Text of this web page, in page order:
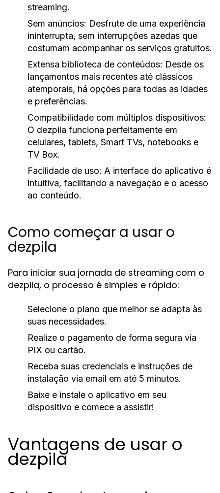
streaming.
Sem anúncios: Desfrute de uma experiência
ininterrupta, sem interrupções azedas que
costumam acompanhar os serviços gratuitos.
Extensa biblioteca de conteúdos: Desde os
lançamentos mais recentes até clássicos
atemporais, há opções para todas as idades
e preferências.
Compatibilidade com múltiplos dispositivos:
O dezpila funciona perfeitamente em
celulares, tablets, Smart TVs, notebooks e
TV Box.
Facilidade de uso: A interface do aplicativo é
intuitiva, facilitando a navegação e o acesso
ao conteúdo.
Como começar a usar o
dezpila
Para iniciar sua jornada de streaming com o
dezpila, o processo é simples e rápido:
Selecione o plano que melhor se adapta às
suas necessidades.
Realize o pagamento de forma segura via
PIX ou cartão.
Receba suas credenciais e instruções de
instalação via email em até 5 minutos.
Baixe e instale o aplicativo em seu
dispositivo e comece a assistir!
Vantagens de usar o
dezpila